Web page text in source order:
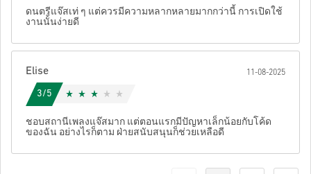
ดนตรีแจ๊สเท่ ๆ แต่ควรมีความหลากหลายมากกว่านี้ การเปิดใช้
งานนั้นง่ายดี
Elise 11-08-2025
3/5
ชอบสถานีเพลงแจ๊สมาก แต่ตอนแรกมีปัญหาเล็กน้อยกับโค้ด
ของฉัน อย่างไรก็ตาม ฝ่ายสนับสนุนก็ช่วยเหลือดี